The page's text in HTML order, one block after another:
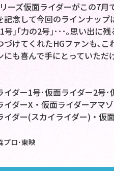
ーズ仮面ライダーがこの7月
記念して今回のラインナッ
号｣｢力の2号｣･･･｡思い出に
づけてくれたHGファンも､
にも喜んで手にとっていただ
イダー1号･仮面ライダー2号
イダーX・仮面ライダーアマ
イダー(スカイライダー)・仮
プロ･東映